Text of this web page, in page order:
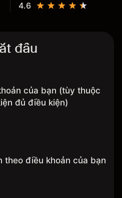
4.6
đầu
của bạn (tùy thuộc
đủ điều kiện)
theo điều khoản của bạn